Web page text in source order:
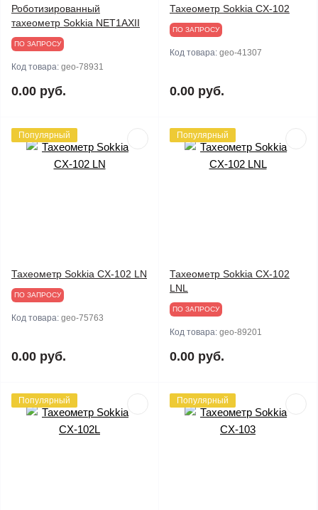
Роботизированный
тахеометр Sokkia NET1AXII
ПО ЗАПРОСУ
Код товара: geo-78931
0.00 руб.
Тахеометр Sokkia CX-102
ПО ЗАПРОСУ
Код товара: geo-41307
0.00 руб.
Популярный
Тахеометр Sokkia CX-102 LN
ПО ЗАПРОСУ
Код товара: geo-75763
0.00 руб.
Популярный
Тахеометр Sokkia CX-102
LNL
ПО ЗАПРОСУ
Код товара: geo-89201
0.00 руб.
Популярный Популярный